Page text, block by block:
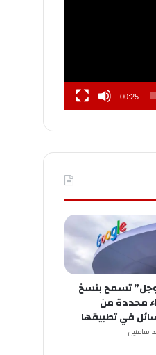
00:25
تسمح بنسخ
محددة من
في تطبيقها
ساعتين